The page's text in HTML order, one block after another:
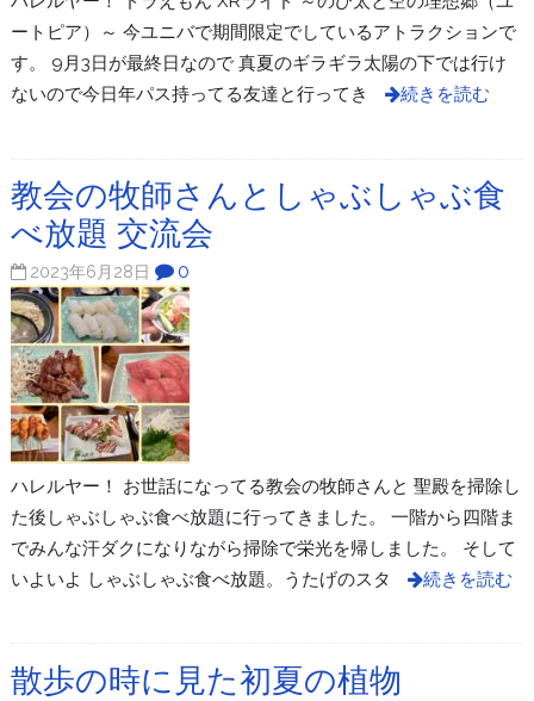
ートピア）～ 今ユニバで期間限定でしているアトラクションで
す。 9月3日が最終日なので 真夏のギラギラ太陽の下では行け
ないので今日年パス持ってる友達と行ってき
続きを読む
教会の牧師さんとしゃぶしゃぶ食
べ放題 交流会
2023年6月28日 0
ハレルヤー！ お世話になってる教会の牧師さんと 聖殿を掃除し
た後しゃぶしゃぶ食べ放題に行ってきました。 一階から四階ま
でみんな汗ダクになりながら掃除で栄光を帰しました。 そして
いよいよ しゃぶしゃぶ食べ放題。うたげのスタ
続きを読む
散歩の時に見た初夏の植物